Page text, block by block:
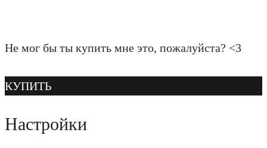
Не мог бы ты купить мне это, пожалуйста? <3
КУПИТЬ
Настройки